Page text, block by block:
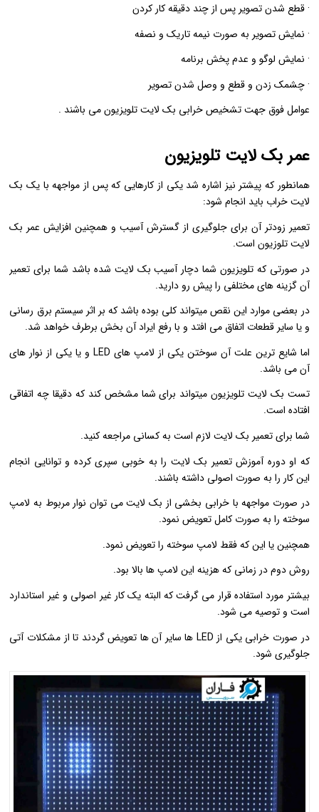
· قطع شدن تصویر پس از چند دقیقه کار کردن
· نمایش تصویر به صورت نیمه تاریک و نصفه
· نمایش لوگو و عدم پخش برنامه
· چشمک زدن و قطع و وصل شدن تصویر
عوامل فوق جهت تشخیص خرابی بک لایت تلویزیون می باشند .
عمر بک لایت تلویزیون
همانطور که پیشتر نیز اشاره شد یکی از کارهایی که پس از مواجهه با یک بک
لایت خراب باید انجام شود:
تعمیر زودتر آن برای جلوگیری از گسترش آسیب و همچنین افزایش عمر بک
لایت تلوزیون است.
در صورتی که تلویزیون شما دچار آسیب بک لایت شده باشد شما برای تعمیر
آن گزینه های مختلفی را پیش رو دارید.
در بعضی موارد این نقص میتواند کلی بوده باشد که بر اثر سیستم برق رسانی
و یا سایر قطعات اتفاق می افتد و با رفع ایراد آن بخش برطرف خواهد شد.
اما شایع ترین علت آن سوختن یکی از لامپ های LED و یا یکی از نوار های
آن می باشد.
تست بک لایت تلویزیون میتواند برای شما مشخص کند که دقیقا چه اتفاقی
افتاده است.
شما برای تعمیر بک لایت لازم است به کسانی مراجعه کنید.
که او دوره آموزش تعمیر بک لایت را به خوبی سپری کرده و توانایی انجام
این کار را به صورت اصولی داشته باشند.
در صورت مواجهه با خرابی بخشی از بک لایت می توان نوار مربوط به لامپ
سوخته را به صورت کامل تعویض نمود.
همچنین یا این که فقط لامپ سوخته را تعویض نمود.
روش دوم در زمانی که هزینه این لامپ ها بالا بود.
بیشتر مورد استفاده قرار می گرفت که البته یک کار غیر اصولی و غیر استاندارد
است و توصیه می شود.
در صورت خرابی یکی از LED ها سایر آن ها تعویض گردند تا از مشکلات آتی
جلوگیری شود.